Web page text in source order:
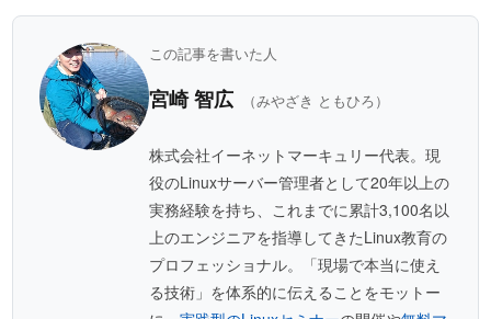
この記事を書いた人
宮崎 智広 （みやざき ともひろ）
株式会社イーネットマーキュリー代表。現
役のLinuxサーバー管理者として20年以上の
実務経験を持ち、これまでに累計3,100名以
上のエンジニアを指導してきたLinux教育の
プロフェッショナル。「現場で本当に使え
る技術」を体系的に伝えることをモットー